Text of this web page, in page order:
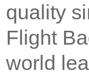
quality
Flight
world